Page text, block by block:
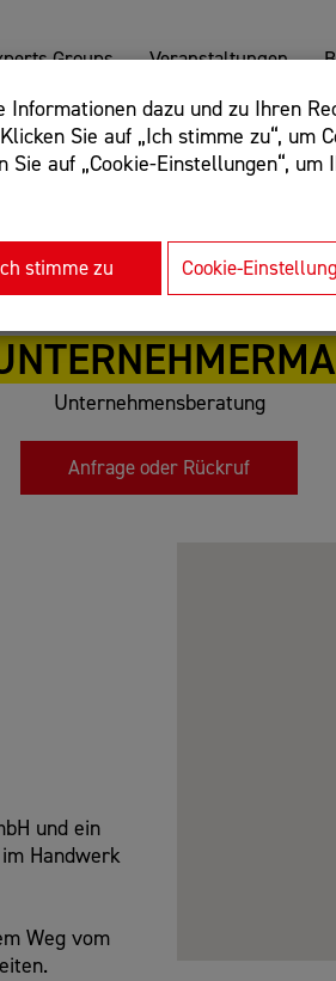
dazu und zu Ihren
Sie auf „Ich stimme zu“, um
Sie auf „Cookie-Einstellungen“,
stimme zu Cookie-
Groups Veranstaltungen
+webshop, Begriff
Unternehmensberatung
Anfrage oder Rückruf
und ein
Handwerk
Weg vom